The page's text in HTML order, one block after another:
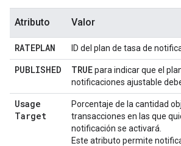
Atributo Valor
RATEPLAN ID del plan de tasa de
PUBLISHED TRUEpara indicar que el
notificaciones ajustable
Usage
Target
Porcentaje de la cantidad
transacciones en las que
notificación se activará.
Este atributo permite